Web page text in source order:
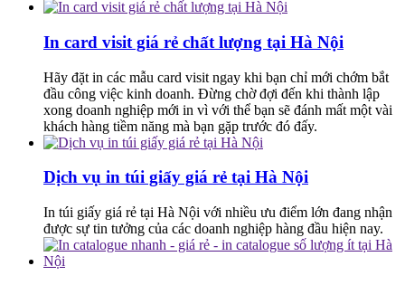
In card visit giá rẻ chất lượng tại Hà Nội
Hãy đặt in các mẫu card visit ngay khi bạn chỉ mới chớm bắt
đầu công việc kinh doanh. Đừng chờ đợi đến khi thành lập
xong doanh nghiệp mới in vì với thể bạn sẽ đánh mất một vài
khách hàng tiềm năng mà bạn gặp trước đó đấy.
Dịch vụ in túi giấy giá rẻ tại Hà Nội
In túi giấy giá rẻ tại Hà Nội với nhiều ưu điểm lớn đang nhận
được sự tin tưởng của các doanh nghiệp hàng đầu hiện nay.